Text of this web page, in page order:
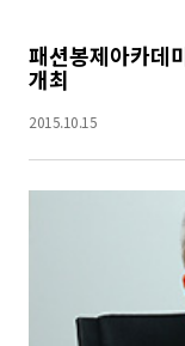
패션봉제아카데
개최
2015.10.15